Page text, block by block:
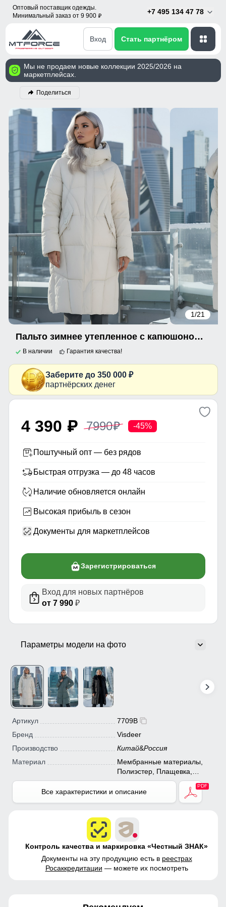
Оптовый поставщик одежды.
Минимальный заказ от 9 900 p
+7 495 134 47 78
Вход Стать партнёром
Мы не продаем новые коллекции 2025/2026 на
маркетплейсах.
Поделиться
1/21
Пальто зимнее утепленное с капюшоном женское бежевого цвета 7709B
В наличии Гарантия качества!
Заберите до 350 000 ₽
партнёрских денег
4 390 p 7990p -45%
Поштучный опт — без рядов
Быстрая отгрузка — до 48 часов
Наличие обновляется онлайн
Высокая прибыль в сезон
Документы для маркетплейсов
Зарегистрироваться
Вход для новых партнёров
от 7 990₽
Параметры модели на фото
Артикул
7709B
Бренд
Visdeer
Производство
Китай&Россия
Материал
Мембранные материалы,
Полиэстер, Плащевка,
Болонь, Экологичные
материалы
Все характеристики и описание
Контроль качества и маркировка «Честный ЗНАК»
Документы на эту продукцию есть в реестрах
Росаккредитации — можете их посмотреть